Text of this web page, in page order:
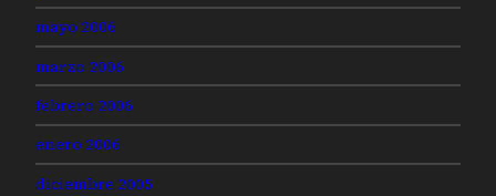
mayo 2006
marzo 2006
febrero 2006
enero 2006
diciembre 2005